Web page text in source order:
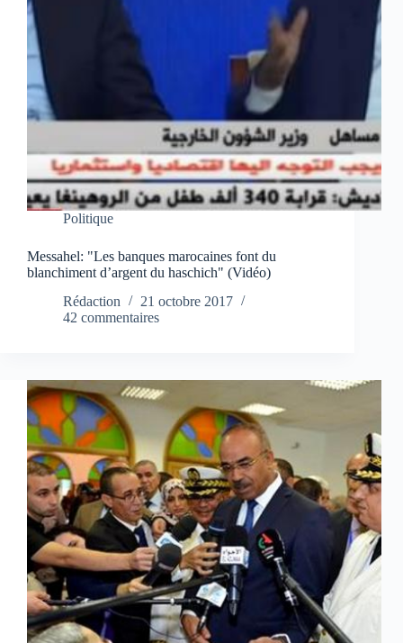
Politique
Messahel: "Les banques marocaines font du
blanchiment d’argent du haschich" (Vidéo)
Rédaction
21 octobre 2017
42 commentaires